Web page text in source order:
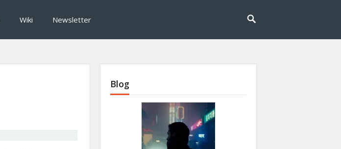
Wiki Newsletter
Blog